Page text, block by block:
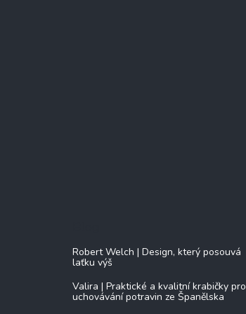
Robert Welch | Design, který posouvá
laťku výš
Valira | Praktické a kvalitní krabičky pro
uchovávání potravin ze Španělska